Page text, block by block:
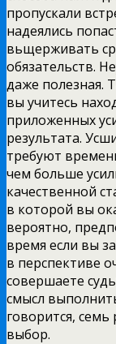
пропускали
надеялись
вьщерживать
обязательств.
даже полезная.
вы учитесь
приложенных
результата.
требуют
чем больше
качественной
в которой вы
вероятно,
время если вы
в перспективе
совершаете
смысл
говорится,
выбор.